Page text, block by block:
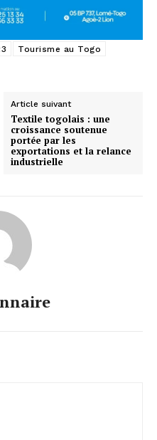
Tourisme au Togo
Article suivant
Textile togolais : une
croissance soutenue
portée par les
exportations et la relance
industrielle